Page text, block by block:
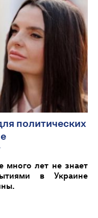
политических
много лет не знает
в Украине